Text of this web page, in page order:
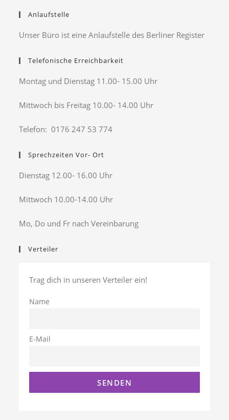
Anlaufstelle
Unser Büro ist eine Anlaufstelle des Berliner Register
Telefonische Erreichbarkeit
Montag und Dienstag 11.00- 15.00 Uhr
Mittwoch bis Freitag 10.00- 14.00 Uhr
Telefon: 0176 247 53 774
Sprechzeiten Vor- Ort
Dienstag 12.00- 16.00 Uhr
Mittwoch 10.00-14.00 Uhr
Mo, Do und Fr nach Vereinbarung
Verteiler
Trag dich in unseren Verteiler ein!
Name
E-Mail